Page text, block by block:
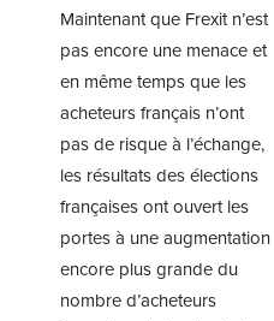
Maintenant que Frexit n’est
pas encore une menace et
en même temps que les
acheteurs français n’ont
pas de risque à l’échange,
les résultats des élections
françaises ont ouvert les
portes à une augmentation
encore plus grande du
nombre d’acheteurs